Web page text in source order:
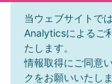
当ウェブサイトで
Analyticsによるご
たします。
情報取得にご同意
クをお願いいたしま